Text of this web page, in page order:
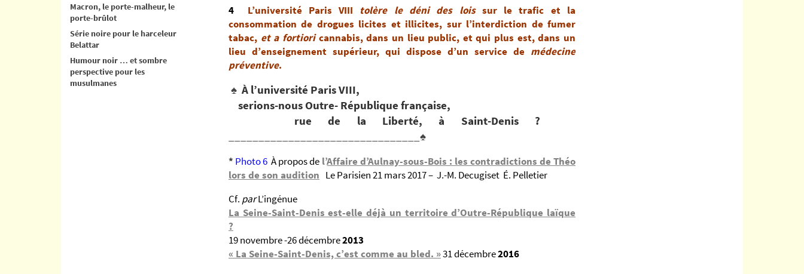
4
L’université Paris VIII tolère le dénides loissur le trafic et la
consommation de drogues licites et illicites, sur l’interdiction de fumer
tabac, et a fortioricannabis, dans un lieu public, et qui plus est, dans un
lieu d’enseignement supérieur, qui dispose d’un service de médecine
préventive.
♠ À l’université Paris VIII,
serions-nous Outre- République française,
rue de la Liberté, à Saint-Denis ?
________________________________♠
* Photo 6 À propos de l’Affaire d’Aulnay-sous-Bois : les contradictions de Théo
lors de son audition Le Parisien 21 mars 2017 – J.-M. Decugiset É. Pelletier
Cf. parL’ingénue
La Seine-Saint-Denis est-elle déjà un territoire d’Outre-République laïque
?
19 novembre -26 décembre2013
« La Seine-Saint-Denis, c’est comme au bled. »31 décembre2016
Macron, le porte-malheur, le
porte-brûlot
Série noire pour le harceleur
Belattar
Humour noir … et sombre
perspective pour les
musulmanes